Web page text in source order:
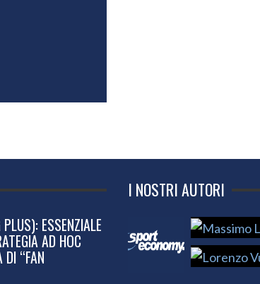
ESSENZIALE
AD HOC
DI “FAN
I NOSTRI AUTORI